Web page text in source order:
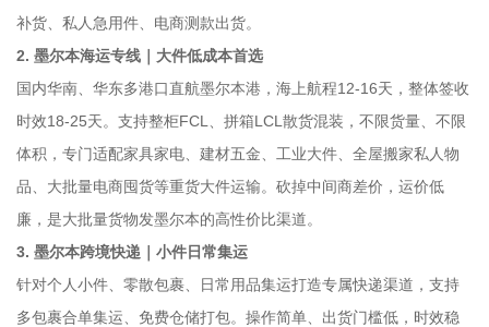
补货、私人急用件、电商测款出货。
2. 墨尔本海运专线｜大件低成本首选
国内华南、华东多港口直航墨尔本港，海上航程12-16天，整体签收
时效18-25天。支持整柜FCL、拼箱LCL散货混装，不限货量、不限
体积，专门适配家具家电、建材五金、工业大件、全屋搬家私人物
品、大批量电商囤货等重货大件运输。砍掉中间商差价，运价低
廉，是大批量货物发墨尔本的高性价比渠道。
3. 墨尔本跨境快递｜小件日常集运
针对个人小件、零散包裹、日常用品集运打造专属快递渠道，支持
多包裹合单集运、免费仓储打包。操作简单、出货门槛低，时效稳